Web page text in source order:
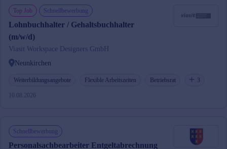
Top Job Schnellbewerbung
Lohnbuchhalter / Gehaltsbuchhalter
(m/w/d)
Viasit Workspace Designers GmbH
Neunkirchen
Weiterbildungsangebote Flexible Arbeitszeiten Betriebsrat 3
10.08.2026
Schnellbewerbung
Personalsachbearbeiter Entgeltabrechnung